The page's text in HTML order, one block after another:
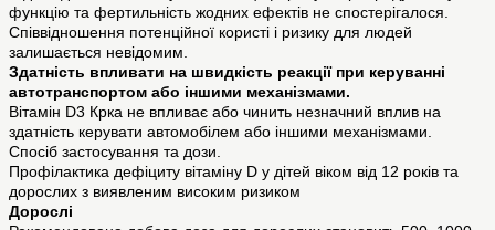
функцію та фертильність жодних ефектів не спостерігалося.
Співвідношення потенційної користі і ризику для людей
залишається невідомим.
Здатність впливати на швидкість реакції при керуванні
автотранспортом або іншими механізмами.
Вітамін D3 Крка не впливає або чинить незначний вплив на
здатність керувати автомобілем або іншими механізмами.
Спосіб застосування та дози.
Профілактика дефіциту вітаміну D у дітей віком від 12 років та
дорослих з виявленим високим ризиком
Дорослі